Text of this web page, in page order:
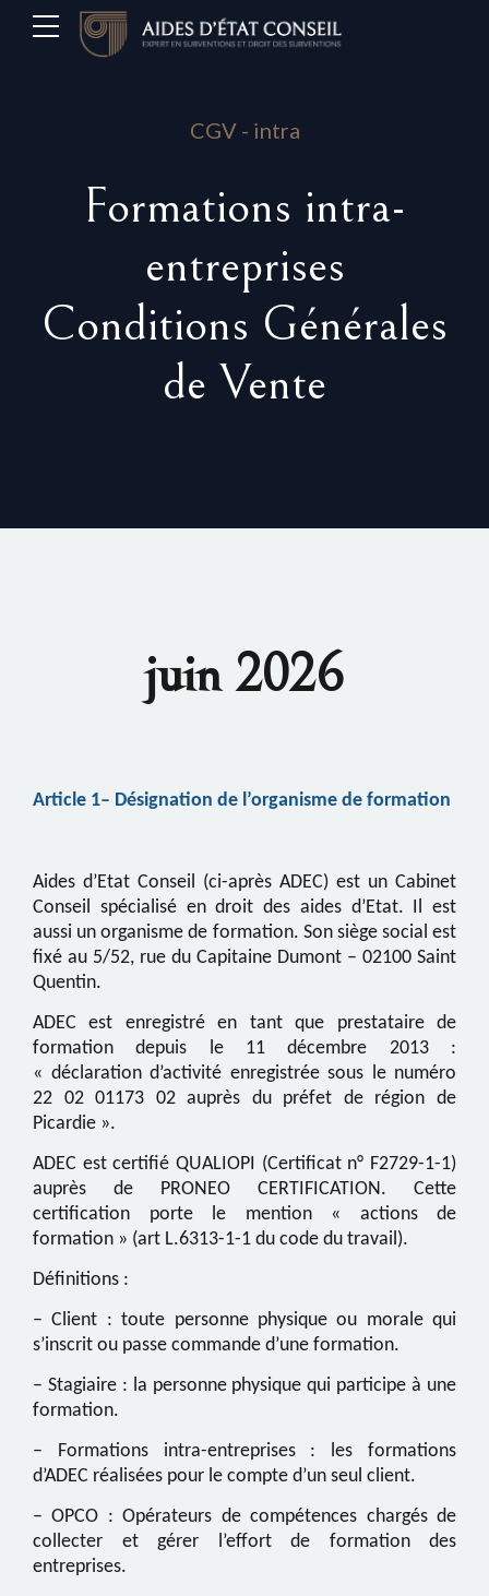
CGV - intra
Formations intra-
entreprises
Conditions Générales
de Vente
juin 2026
Article 1– Désignation de l’organisme de formation
Aides d’Etat Conseil (ci-après ADEC) est un Cabinet
Conseil spécialisé en droit des aides d’Etat. Il est
aussi un organisme de formation. Son siège social est
fixé au 5/52, rue du Capitaine Dumont – 02100 Saint
Quentin.
ADEC est enregistré en tant que prestataire de
formation depuis le 11 décembre 2013 :
« déclaration d’activité enregistrée sous le numéro
22 02 01173 02 auprès du préfet de région de
Picardie ».
ADEC est certifié QUALIOPI (Certificat n° F2729-1-1)
auprès de PRONEO CERTIFICATION. Cette
certification porte le mention « actions de
formation » (art L.6313-1-1 du code du travail).
Définitions :
–Client : toute personne physique ou morale qui
s’inscrit ou passe commande d’une formation.
– Stagiaire : la personne physique qui participe à une
formation.
– Formations intra-entreprises : les formations
d’ADEC réalisées pour le compte d’un seul client.
– OPCO : Opérateurs de compétences chargés de
collecter et gérer l’effort de formation des
entreprises.